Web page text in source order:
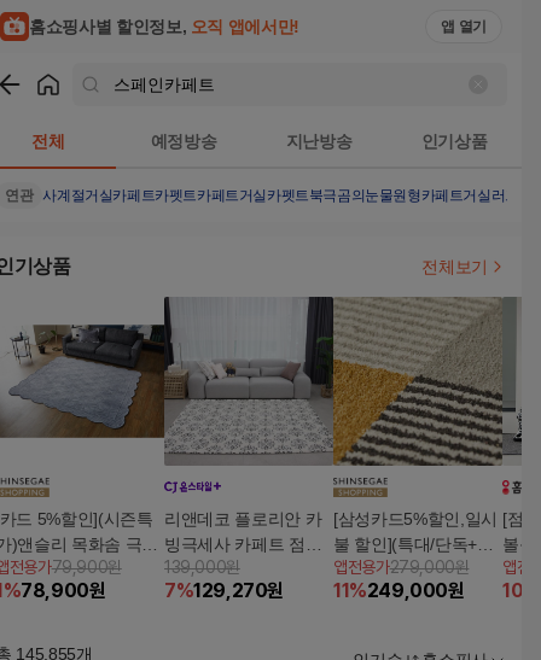
홈쇼핑사별 할인정보, 오직 앱에서만! 앱 열기
전체 예정방송 지난방송 인기상품
연관 사계절거실카페트카펫트카페트거실카펫트북극곰의눈물원형카페트거실러그
기상품 전체보기
드 5%할인](시즌특
)앤슬리 목화솜 극세
카페트 3종세트(대
)
전용가79,900원
%78,900원
리앤데코 플로리안 카
빙극세사 카페트 점보
특대형
139,000원
7%129,270원
[삼성카드5%할인,일시
불 할인](특대/단독+러
그2장)벨기에 발타 오
블리크 카페트 3종세트
앱전용가279,000원
11%249,000원
[점
볼륨
캠핑
앱전
10
145,855개